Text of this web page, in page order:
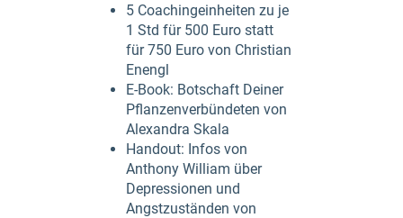
5 Coachingeinheiten zu je
1 Std für 500 Euro statt
für 750 Euro von Christian
Enengl
E-Book: Botschaft Deiner
Pflanzenverbündeten von
Alexandra Skala
Handout: Infos von
Anthony William über
Depressionen und
Angstzuständen von